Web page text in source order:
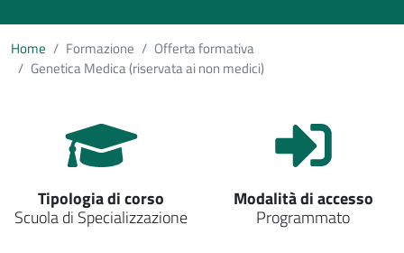
Home Formazione
Offerta formativa
Genetica Medica (riservata ai non medici)
Tipologia di corso
Scuola di Specializzazione
Modalità di accesso
Programmato